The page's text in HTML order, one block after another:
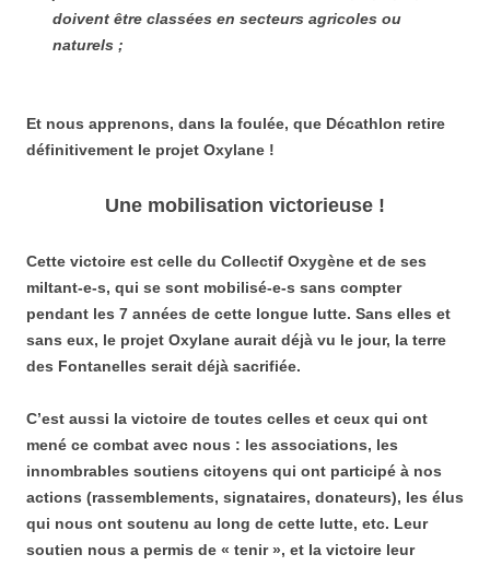
doivent être classées en secteurs agricoles ou
naturels ;
Et nous apprenons, dans la foulée, que Décathlon retire
définitivement le projet Oxylane !
Une mobilisation victorieuse !
Cette victoire est celle du Collectif Oxygène et de ses
miltant-e-s, qui se sont mobilisé-e-s sans compter
pendant les 7 années de cette longue lutte. Sans elles et
sans eux, le projet Oxylane aurait déjà vu le jour, la terre
des Fontanelles serait déjà sacrifiée.
C’est aussi la victoire de toutes celles et ceux qui ont
mené ce combat avec nous : les associations, les
innombrables soutiens citoyens qui ont participé à nos
actions (rassemblements, signataires, donateurs), les élus
qui nous ont soutenu au long de cette lutte, etc. Leur
soutien nous a permis de « tenir », et la victoire leur